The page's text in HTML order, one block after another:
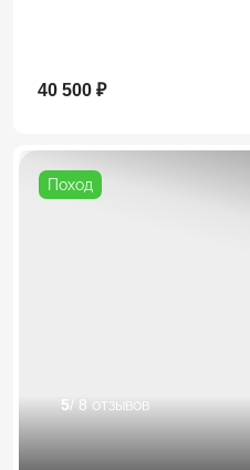
40 500 ₽
Поход
5/ 8 отзывов